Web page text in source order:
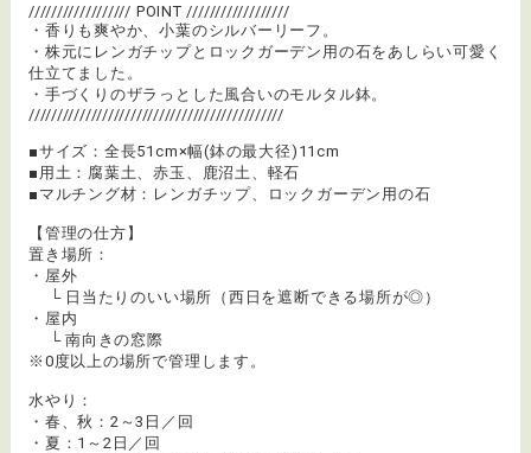
////////////////// POINT //////////////////
・香りも爽やか、小葉のシルバーリーフ。
・株元にレンガチップとロックガーデン用の石をあしらい可愛く
仕立てました。
・手づくりのザラっとした風合いのモルタル鉢。
/////////////////////////////////////////////
■サイズ：全長51cm×幅(鉢の最大径)11cm
■用土：腐葉土、赤玉、鹿沼土、軽石
■マルチング材：レンガチップ、ロックガーデン用の石
【管理の仕方】
置き場所：
・屋外
└ 日当たりのいい場所（西日を遮断できる場所が◎）
・屋内
└ 南向きの窓際
※0度以上の場所で管理します。
水やり：
・春、秋：2～3日／回
・夏：1～2日／回